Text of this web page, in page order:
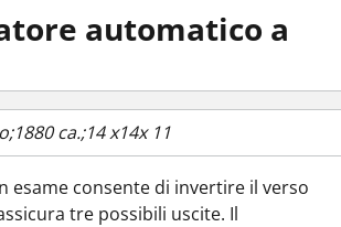
automatico a
ca.;14 x14x 11
esame consente di invertire il verso
tre possibili uscite. Il